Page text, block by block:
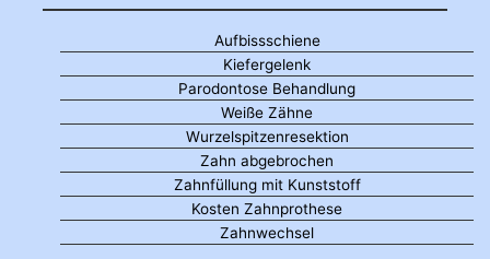
Aufbissschiene
Kiefergelenk
Parodontose Behandlung
Weiße Zähne
Wurzelspitzenresektion
Zahn abgebrochen
Zahnfüllung mit Kunststoff
Kosten Zahnprothese
Zahnwechsel